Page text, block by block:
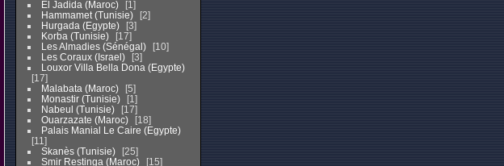
El Jadida (Maroc)
1
Hammamet (Tunisie)
2
Hurgada (Egypte)
3
Korba (Tunisie)
17
Les Almadies (Sénégal)
10
Les Coraux (Israel)
3
Louxor Villa Bella Dona (Egypte)
17
Malabata (Maroc)
5
Monastir (Tunisie)
1
Nabeul (Tunisie)
17
Ouarzazate (Maroc)
18
Palais Manial Le Caire (Egypte)
11
Skanès (Tunisie)
25
Smir Restinga (Maroc)
15